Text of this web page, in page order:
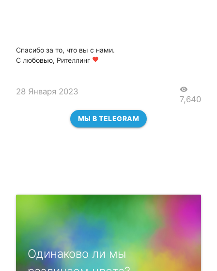
Спасибо за то, что вы с нами.
С любовью, Рителлинг favorite
28 Января 2023 visibility
7,640
МЫ В TELEGRAM
Одинаково ли мы